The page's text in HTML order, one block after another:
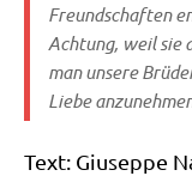
Freund­schaf­ten
Ach­tung, weil sie
man unse­re
Lie­be
Text: Giu­sep­pe